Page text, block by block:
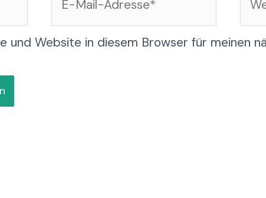
Adresse*
und Website in diesem Browser für meinen